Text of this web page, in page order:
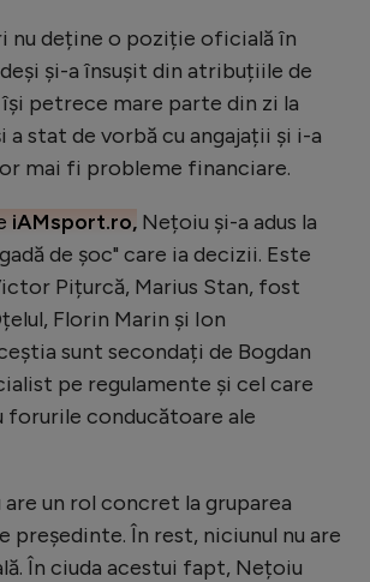
2024
1
nu deține o poziție oficială în
și-a însușit din atribuțiile de
petrece mare parte din zi la
a stat de vorbă cu angajații și i-a
mai fi probleme financiare.
iAMsport.ro, Nețoiu și-a adus la
de șoc" care ia decizii. Este
Pițurcă, Marius Stan, fost
Florin Marin și Ion
sunt secondați de Bogdan
pe regulamente și cel care
forurile conducătoare ale
are un rol concret la gruparea
președinte. În rest, niciunul nu are
În ciuda acestui fapt, Nețoiu